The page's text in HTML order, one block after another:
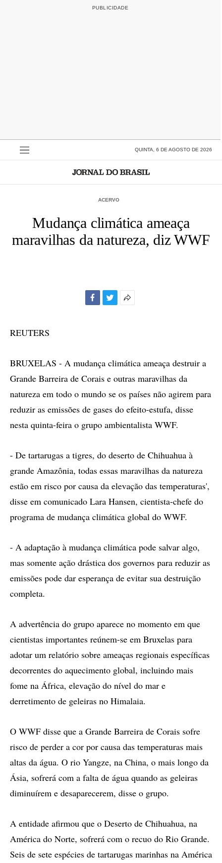
QUINTA, 6 DE AGOSTO DE 2026
ACERVO
Mudança climática ameaça
maravilhas da natureza, diz WWF
REUTERS
BRUXELAS - A mudança climática ameaça destruir a
Grande Barreira de Corais e outras maravilhas da
natureza em todo o mundo se os países não agirem para
reduzir as emissões de gases do efeito-estufa, disse
nesta quinta-feira o grupo ambientalista WWF.
- De tartarugas a tigres, do deserto de Chihuahua à
grande Amazônia, todas essas maravilhas da natureza
estão em risco por causa da elevação das temperaturas',
disse em comunicado Lara Hansen, cientista-chefe do
programa de mudança climática global do WWF.
- A adaptação à mudança climática pode salvar algo,
mas somente ação drástica dos governos para reduzir as
emissões pode dar esperança de evitar sua destruição
completa.
A advertência do grupo aparece no momento em que
cientistas importantes reúnem-se em Bruxelas para
adotar um relatório sobre ameaças regionais específicas
decorrentes do aquecimento global, incluindo mais
fome na África, elevação do nível do mar e
derretimento de geleiras no Himalaia.
O WWF disse que a Grande Barreira de Corais sofre
risco de perder a cor por causa das temperaturas mais
altas da água. O rio Yangze, na China, o mais longo da
Ásia, sofrerá com a falta de água quando as geleiras
diminuírem e desaparecerem, disse o grupo.
A entidade afirmou que o Deserto de Chihuahua, na
América do Norte, sofrerá com o recuo do Rio Grande.
Seis de sete espécies de tartarugas marinhas na América